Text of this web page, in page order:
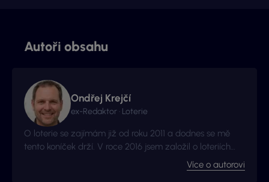
Autoři obsahu
Ondřej Krejčí
ex-Redaktor · Loterie
O loterie se zajímám již od roku 2011 a dodnes se mě
tento koníček drží. V roce 2016 jsem založil o loteriích
web Vyhraj.com, který jsem následně v roce 2017
prodal, avšak za podmínek, že budu moci stále
Více o autorovi